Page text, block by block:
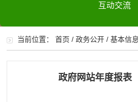
互动交流
当前位置：首页 /政务公开 /基本信
政府网站年度报表